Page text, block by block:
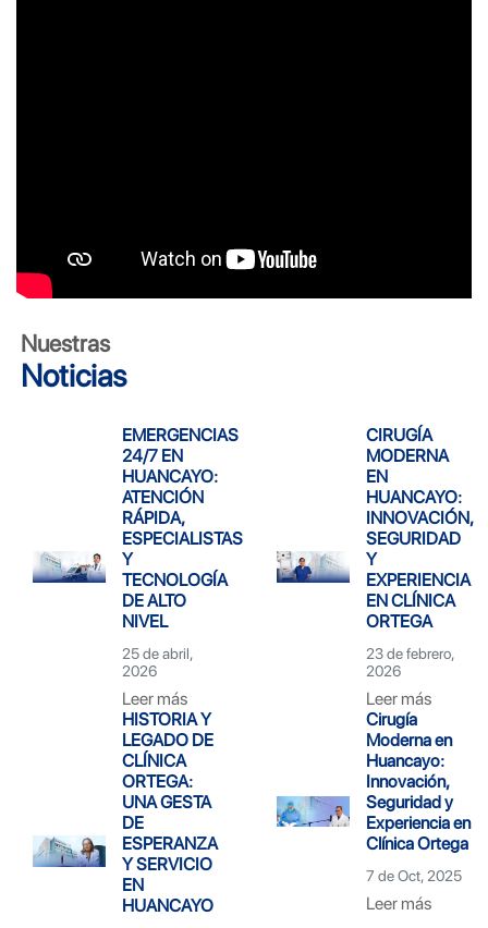
Nuestras
Noticias
EMERGENCIAS
24/7 EN
HUANCAYO:
ATENCIÓN
RÁPIDA,
ESPECIALISTAS
Y
TECNOLOGÍA
DE ALTO
NIVEL
25 de abril,
2026
Leer más
CIRUGÍA
MODERNA
EN
HUANCAYO:
INNOVACIÓN,
SEGURIDAD
Y
EXPERIENCIA
EN CLÍNICA
ORTEGA
23 de febrero,
2026
Leer más
HISTORIA Y
LEGADO DE
CLÍNICA
ORTEGA:
UNA GESTA
DE
ESPERANZA
Y SERVICIO
EN
HUANCAYO
Cirugía
Moderna en
Huancayo:
Innovación,
Seguridad y
Experiencia en
Clínica Ortega
7 de Oct, 2025
Leer más